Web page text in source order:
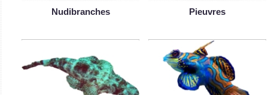
Nudibranches Pieuvres